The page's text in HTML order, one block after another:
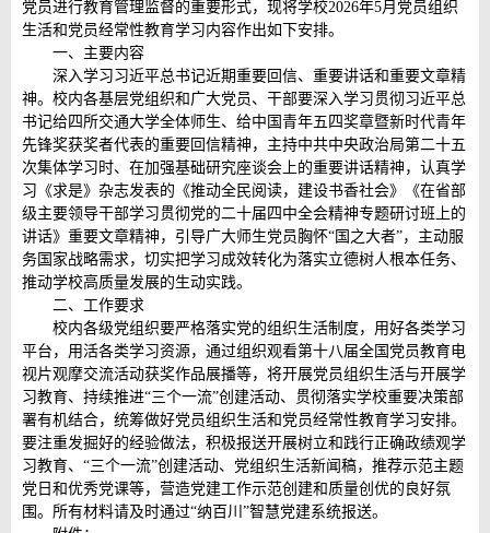
党员进行教育管理监督的重要形式，现将学校2026年5月党员组织
生活和党员经常性教育学习内容作出如下安排。
一、主要内容
深入学习习近平总书记近期重要回信、重要讲话和重要文章精
神。校内各基层党组织和广大党员、干部要深入学习贯彻习近平总
书记给四所交通大学全体师生、给中国青年五四奖章暨新时代青年
先锋奖获奖者代表的重要回信精神，主持中共中央政治局第二十五
次集体学习时、在加强基础研究座谈会上的重要讲话精神，认真学
习《求是》杂志发表的《推动全民阅读，建设书香社会》《在省部
级主要领导干部学习贯彻党的二十届四中全会精神专题研讨班上的
讲话》重要文章精神，引导广大师生党员胸怀“国之大者”，主动服
务国家战略需求，切实把学习成效转化为落实立德树人根本任务、
推动学校高质量发展的生动实践。
二、工作要求
校内各级党组织要严格落实党的组织生活制度，用好各类学习
平台，用活各类学习资源，通过组织观看第十八届全国党员教育电
视片观摩交流活动获奖作品展播等，将开展党员组织生活与开展学
习教育、持续推进“三个一流”创建活动、贯彻落实学校重要决策部
署有机结合，统筹做好党员组织生活和党员经常性教育学习安排。
要注重发掘好的经验做法，积极报送开展树立和践行正确政绩观学
习教育、“三个一流”创建活动、党组织生活新闻稿，推荐示范主题
党日和优秀党课等，营造党建工作示范创建和质量创优的良好氛
围。所有材料请及时通过“纳百川”智慧党建系统报送。